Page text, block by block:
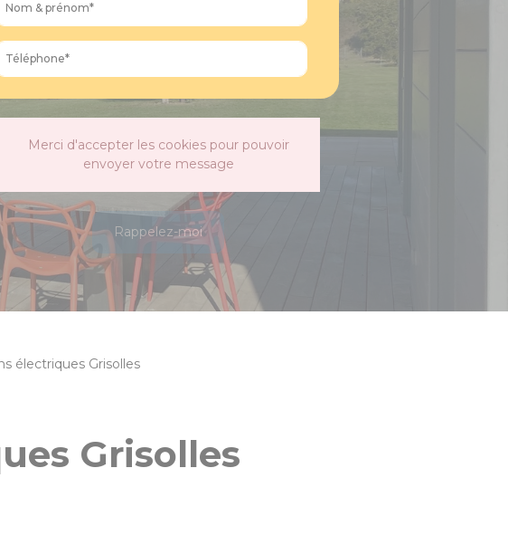
Merci d'accepter les cookies pour pouvoir
envoyer votre message
Rappelez-moi
électriques Grisolles
Grisolles